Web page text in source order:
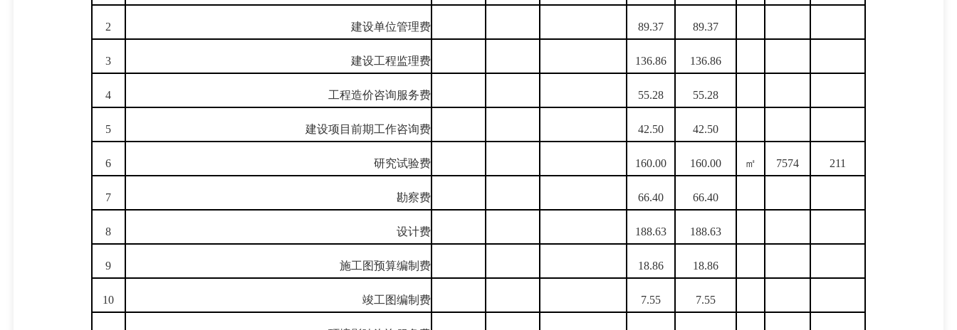
2 建设单位管理费 89.37 89.37
3 建设工程监理费 136.86 136.86
4 工程造价咨询服务费 55.28 55.28
5 建设项目前期工作咨询费 42.50 42.50
6 研究试验费 160.00 160.00 ㎡ 7574 211
7 勘察费 66.40 66.40
8 设计费 188.63 188.63
9 施工图预算编制费 18.86 18.86
10 竣工图编制费 7.55 7.55